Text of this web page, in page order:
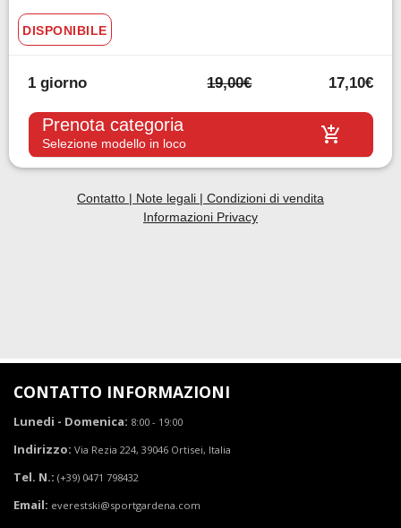
CONTATTO INFORMAZIONI
Lunedi - Domenica: 8:00 - 19:00
Indirizzo: Via Rezia 224, 39046 Ortisei, Italia
Tel. N.: (+39) 0471 798432
Email: everestski@sportgardena.com